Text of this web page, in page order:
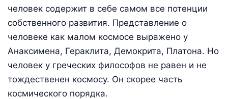
человек содержит в себе самом все потенции
собственного развития. Представление о
человеке как малом космосе выражено у
Анаксимена, Гераклита, Демокрита, Платона. Но
человек у греческих философов не равен и не
тождественен космосу. Он скорее часть
космического порядка.